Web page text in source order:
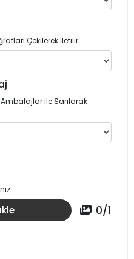
Çekilerek İletilir
ile Sarılarak
0/1